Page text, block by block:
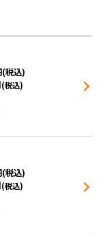
(税込)
(税込)
(税込)
(税込)